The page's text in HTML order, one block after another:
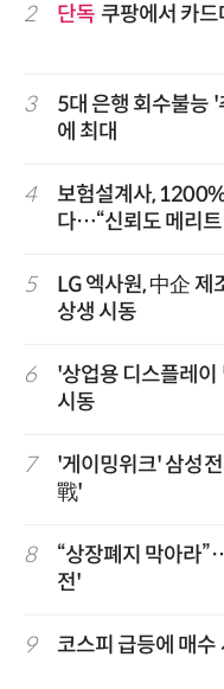
2 단독 쿠팡에서 카
3
5대 은행 회수불
에 최대
4
보험설계사,
다…“신뢰도 메리
5
LG 엑사원, 中企
상생 시동
6
'상업용 디스플레
시동
7
'게이밍위크' 삼성
戰'
8
“상장폐지 막아라
전'
9 코스피 급등에 매수